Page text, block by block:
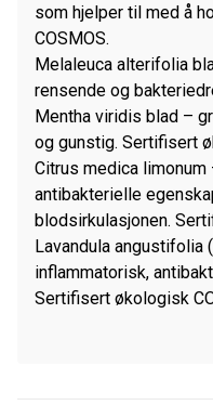
som hjelper til med å
COSMOS.
Melaleuca alterifolia
rensende og
Mentha viridis blad –
og gunstig. Sertifisert
Citrus medica
antibakterielle
blodsirkulasjonen.
Lavandula angustifolia
inflammatorisk,
Sertifisert økologisk